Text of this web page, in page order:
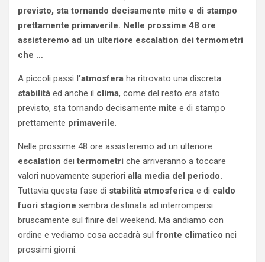
previsto, sta tornando decisamente mite e di stampo
prettamente primaverile. Nelle prossime 48 ore
assisteremo ad un ulteriore escalation dei termometri
che …
A piccoli passi l’atmosfera ha ritrovato una discreta
stabilità ed anche il clima, come del resto era stato
previsto, sta tornando decisamente mite e di stampo
prettamente primaverile.
Nelle prossime 48 ore assisteremo ad un ulteriore
escalation deitermometri che arriveranno a toccare
valori nuovamente superiori alla media del periodo.
Tuttavia questa fase di stabilità atmosferica e di caldo
fuori stagione sembra destinata ad interrompersi
bruscamente sul finire del weekend. Ma andiamo con
ordine e vediamo cosa accadrà sulfronte climatico nei
prossimi giorni.